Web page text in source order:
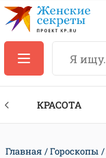
КРАСОТА
Главная Гороскопы